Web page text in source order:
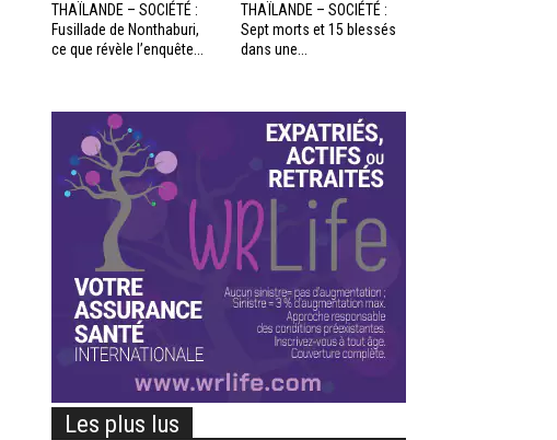
THAÏLANDE – SOCIÉTÉ :
Fusillade de Nonthaburi,
ce que révèle l’enquête...
THAÏLANDE – SOCIÉTÉ :
Sept morts et 15 blessés
dans une...
Les plus lus